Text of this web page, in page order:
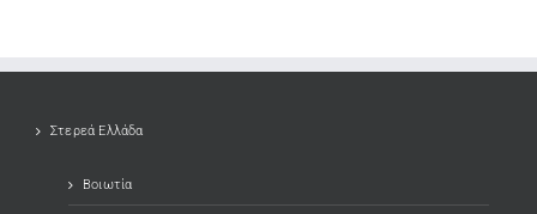
Στερεά Ελλάδα
Βοιωτία